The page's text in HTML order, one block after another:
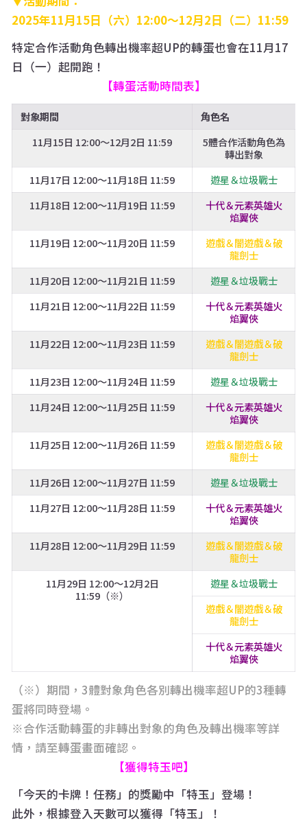
2025年11月15日（六）12:00～12月2日（二）11:59
特定合作活動角色轉出機率超UP的轉蛋也會在11月17
日（一）起開跑！
【轉蛋活動時間表】
對象期間
角色名
11月15日 12:00～12月2日 11:59
5體合作活動角色為
轉出對象
11月17日 12:00～11月18日 11:59
遊星＆垃圾戰士
11月18日 12:00～11月19日 11:59
十代＆元素英雄火
焰翼俠
11月19日 12:00～11月20日 11:59
遊戲＆闇遊戲＆破
龍劍士
11月20日 12:00～11月21日 11:59
遊星＆垃圾戰士
11月21日 12:00～11月22日 11:59
十代＆元素英雄火
焰翼俠
11月22日 12:00～11月23日 11:59
遊戲＆闇遊戲＆破
龍劍士
11月23日 12:00～11月24日 11:59
遊星＆垃圾戰士
11月24日 12:00～11月25日 11:59
十代＆元素英雄火
焰翼俠
11月25日 12:00～11月26日 11:59
遊戲＆闇遊戲＆破
龍劍士
11月26日 12:00～11月27日 11:59
遊星＆垃圾戰士
11月27日 12:00～11月28日 11:59
十代＆元素英雄火
焰翼俠
11月28日 12:00～11月29日 11:59
遊戲＆闇遊戲＆破
龍劍士
11月29日 12:00～12月2日
11:59（※）
遊星＆垃圾戰士
遊戲＆闇遊戲＆破
龍劍士
十代＆元素英雄火
焰翼俠
（※）期間，3體對象角色各別轉出機率超UP的3種轉
蛋將同時登場。
※合作活動轉蛋的非轉出對象的角色及轉出機率等詳
情，請至轉蛋畫面確認。
【獲得特玉吧】
「今天的卡牌！任務」的獎勵中「特玉」登場！
此外，根據登入天數可以獲得「特玉」！